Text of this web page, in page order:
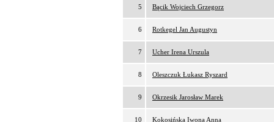
5 Bącik Wojciech Grzegorz
6 Rotkegel Jan Augustyn
7 Ucher Irena Urszula
8 Oleszczuk Łukasz Ryszard
9 Okrzesik Jarosław Marek
10 Kokosińska Iwona Anna